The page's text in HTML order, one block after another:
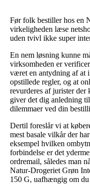
Før folk bestiller hos en
virkeligheden læse
uden tvivl ikke super
En nem løsning kunne
virksomheden er
været en antydning af at
opstillede regler, og at
revurderes af jurister
giver det dig anledning
dilemmaer ved din
Dertil foreslår vi at
mest basale vilkår der
eksempel hvilken
forbindelse er det
ordremail, således man
Natur-Drogeriet Grøn
150 G, uafhængig om du